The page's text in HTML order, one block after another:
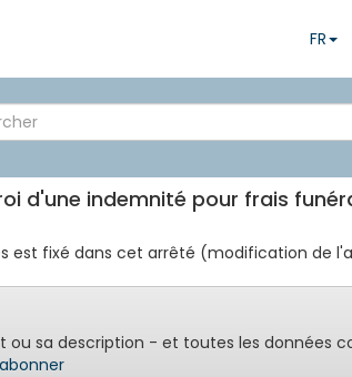
FR
d'une indemnité pour frais
fixé dans cet arrêté (modification de
ou sa description - et toutes les données